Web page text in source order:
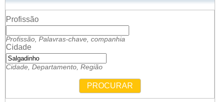
Profissão
Profissão, Palavras-chave, companhia
Cidade
Cidade, Departamento, Região
PROCURAR